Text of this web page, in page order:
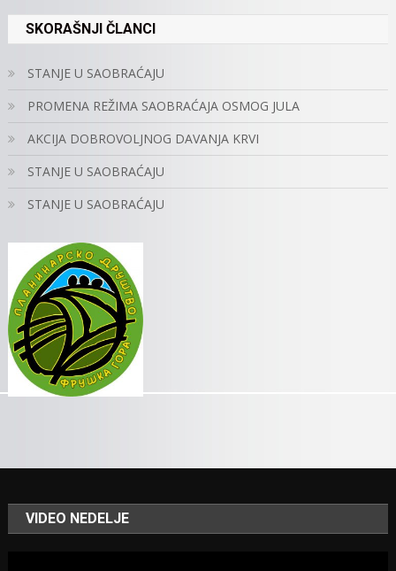
SKORAŠNJI ČLANCI
STANJE U SAOBRAĆAJU
PROMENA REŽIMA SAOBRAĆAJA OSMOG JULA
AKCIJA DOBROVOLJNOG DAVANJA KRVI
STANJE U SAOBRAĆAJU
STANJE U SAOBRAĆAJU
VIDEO NEDELJE